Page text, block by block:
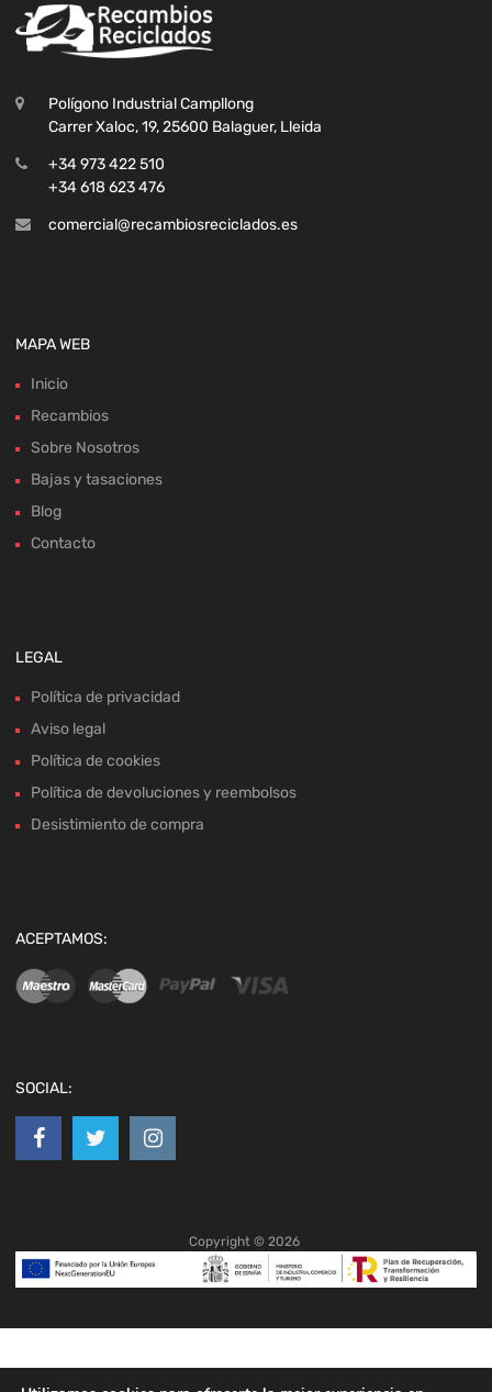
Polígono Industrial Campllong
Carrer Xaloc, 19, 25600 Balaguer, Lleida
+34 973 422 510
+34 618 623 476
comercial@recambiosreciclados.es
MAPA WEB
Inicio
Recambios
Sobre Nosotros
Bajas y tasaciones
Blog
Contacto
LEGAL
Política de privacidad
Aviso legal
Política de cookies
Política de devoluciones y reembolsos
Desistimiento de compra
ACEPTAMOS:
SOCIAL:
Copyright © 2026